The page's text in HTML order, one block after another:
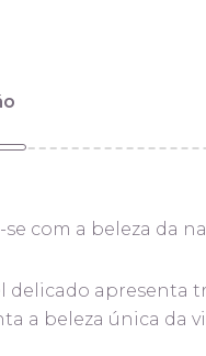
se com a beleza da
delicado apresenta
a beleza única da